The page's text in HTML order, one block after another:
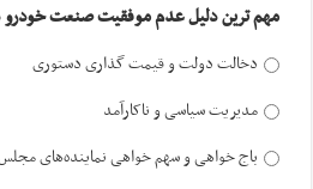
مهم ترین دلیل عدم موفقیت صنعت خودرو
دخالت دولت و قیمت گذاری دستوری
مدیریت سیاسی و ناکارآمد
باج خواهی و سهم خواهی نماینده‌های مجلس